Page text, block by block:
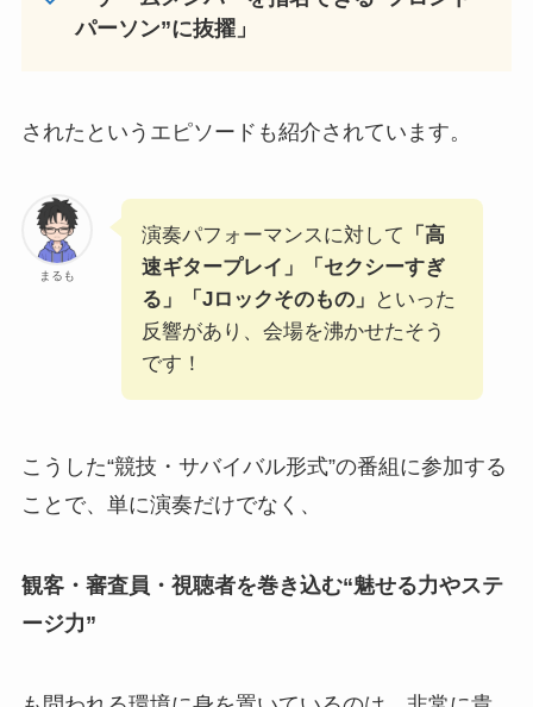
パーソン”に抜擢」
されたというエピソードも紹介されています。
まるも
演奏パフォーマンスに対して
「高
速ギタープレイ」「セクシーすぎ
る」「Jロックそのもの」
といった
反響があり、会場を沸かせたそう
です！
こうした“競技・サバイバル形式”の番組に参加する
ことで、単に演奏だけでなく、
観客・審査員・視聴者を巻き込む“魅せる力やステ
ージ力”